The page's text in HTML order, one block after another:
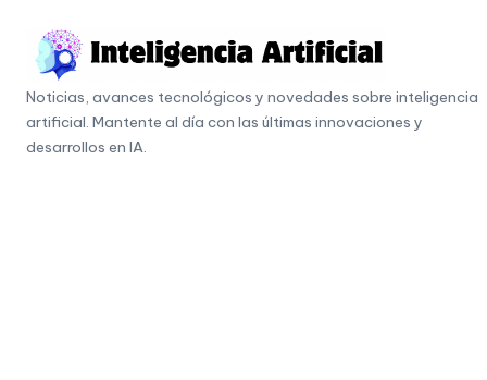
content
I
n
t
Noticias, avances tecnológicos y novedades sobre inteligencia
artificial. Mantente al día con las últimas innovaciones y
desarrollos en IA.